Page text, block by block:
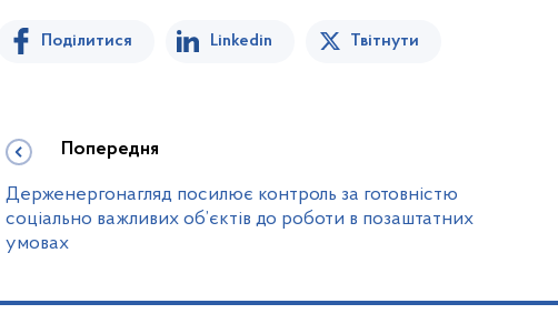
Поділитися Linkedin Твітнути
Попередня
Держенергонагляд посилює контроль за готовністю
соціально важливих об’єктів до роботи в позаштатних
умовах